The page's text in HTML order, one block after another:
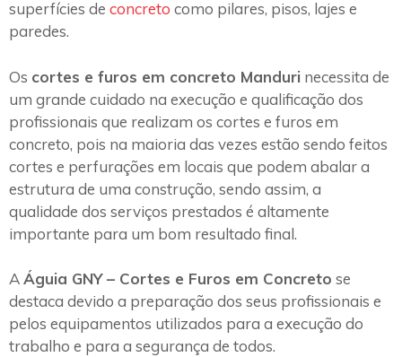
superfícies de concreto como pilares, pisos, lajes e
paredes.
Os cortes e furos em concreto Manduri necessita de
um grande cuidado na execução e qualificação dos
profissionais que realizam os cortes e furos em
concreto, pois na maioria das vezes estão sendo feitos
cortes e perfurações em locais que podem abalar a
estrutura de uma construção, sendo assim, a
qualidade dos serviços prestados é altamente
importante para um bom resultado final.
AÁguia GNY – Cortes e Furos em Concreto se
destaca devido a preparação dos seus profissionais e
pelos equipamentos utilizados para a execução do
trabalho e para a segurança de todos.